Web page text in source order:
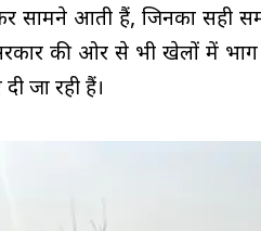
सामने आती हैं, जिनका सही
की ओर से भी खेलों में भाग
जा रही हैं।